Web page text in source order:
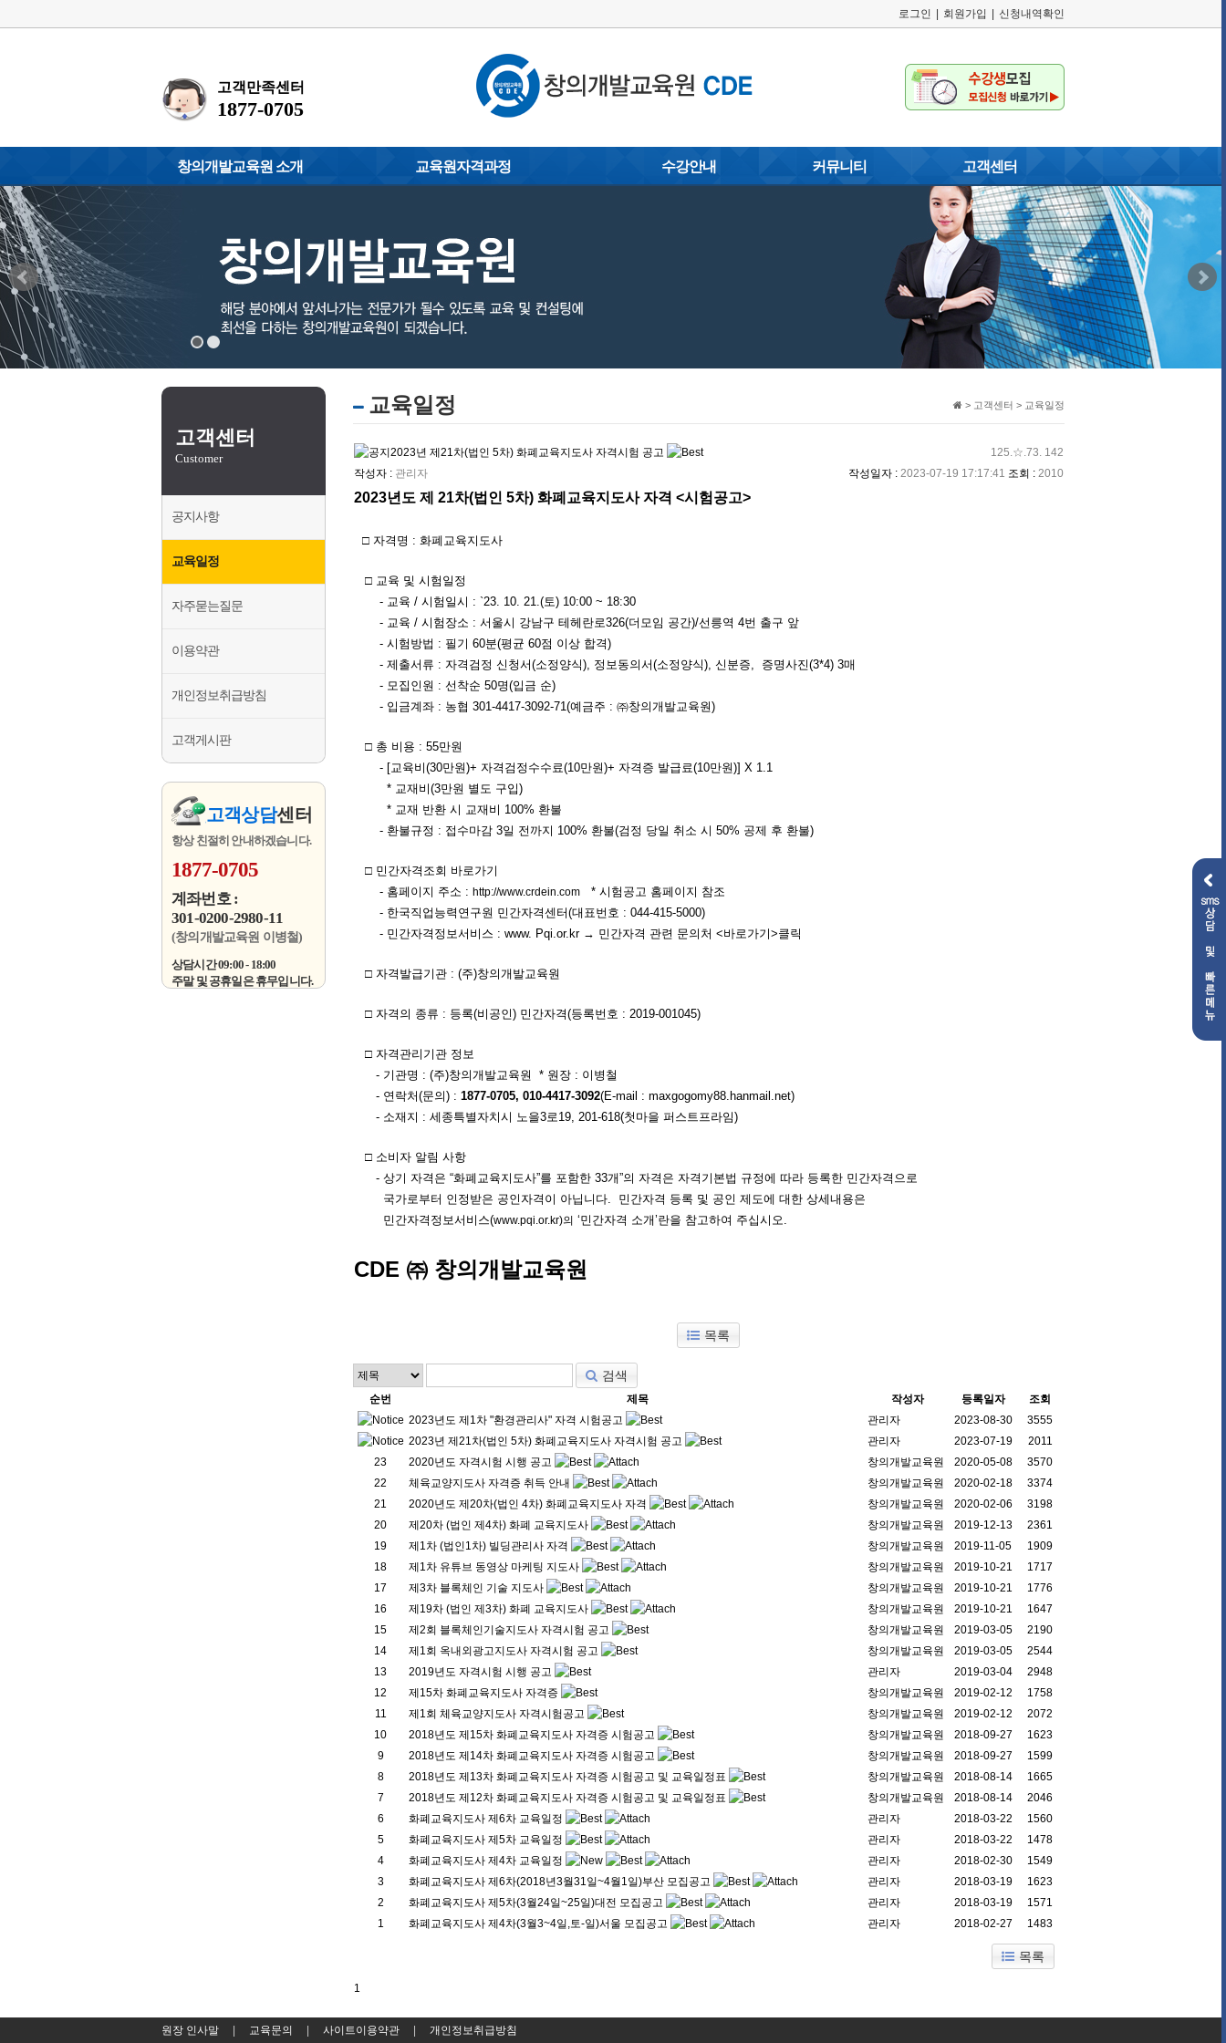
로그인 회원가입 신청내역확인
고객만족센터
1877-0705
창의개발교육원 소개 교육원자격과정
환경관리사
청소년/노인심리지도
소프트웨어지도사
정보보안지도사
왁싱전문교육강사
왁싱전문코디네이터
코딩전문지도사
문예교육지도사
스마트폰활용지도사
옥내외광고지도사
블록체인기술지도사
수강안내 커뮤니티 고객센터
공지사항
교육일정
자주묻는질문
이용약관
개인정보취급방침
고객게시판
고객센터
Customer
공지사항
교육일정
자주묻는질문
이용약관
개인정보취급방침
고객게시판
고객상담센터
항상 친절히 안내하겠습니다.
1877-0705
계좌번호 :
301-0200-2980-11
(창의개발교육원 이병철)
상담시간 09:00 - 18:00
주말 및 공휴일은 휴무입니다.
교육일정 > 고객센터 > 교육일정
2023년 제21차(법인 5차) 화폐교육지도사 자격시험 공고
125.☆.73. 142
작성자 : 관리자 작성일자 : 2023-07-19 17:17:41 조회 : 2010
2023년도 제 21차(법인 5차) 화폐교육지도사 자격 <시험공고>
□ 자격명 : 화폐교육지도사
□ 교육 및 시험일정
- 교육 / 시험일시 : `23. 10. 21.(토) 10:00 ~ 18:30
- 교육 / 시험장소 : 서울시 강남구 테헤란로326(더모임 공간)/선릉역 4번 출구 앞
- 시험방법 : 필기 60분(평균 60점 이상 합격)
- 제출서류 : 자격검정 신청서(소정양식), 정보동의서(소정양식), 신분증, 증명사진(3*4) 3매
- 모집인원 : 선착순 50명(입금 순)
- 입금계좌 : 농협 301-4417-3092-71(예금주 : ㈜창의개발교육원)
□ 총 비용 : 55만원
- [교육비(30만원)+ 자격검정수수료(10만원)+ 자격증 발급료(10만원)] X 1.1
* 교재비(3만원 별도 구입)
* 교재 반환 시 교재비 100% 환불
- 환불규정 : 접수마감 3일 전까지 100% 환불(검정 당일 취소 시 50% 공제 후 환불)
□ 민간자격조회 바로가기
- 홈페이지 주소 : http://www.crdein.com
* 시험공고 홈페이지 참조
- 한국직업능력연구원 민간자격센터(대표번호 : 044-415-5000)
- 민간자격정보서비스 : www. Pqi.or.kr → 민간자격 관련 문의처 <바로가기>클릭
□ 자격발급기관 : (주)창의개발교육원
□ 자격의 종류 : 등록(비공인) 민간자격(등록번호 : 2019-001045)
□ 자격관리기관 정보
- 기관명 : (주)창의개발교육원 * 원장 : 이병철
- 연락처(문의) : 1877-0705, 010-4417-3092(E-mail : maxgogomy88.hanmail.net)
- 소재지 : 세종특별자치시 노을3로19, 201-618(첫마을 퍼스트프라임)
□ 소비자 알림 사항
- 상기 자격은 “화폐교육지도사”를 포함한 33개”의 자격은 자격기본법 규정에 따라 등록한 민간자격으로
국가로부터 인정받은 공인자격이 아닙니다. 민간자격 등록 및 공인 제도에 대한 상세내용은
민간자격정보서비스(www.pqi.or.kr)의 ‘민간자격 소개’란을 참고하여 주십시오.
CDE ㈜ 창의개발교육원
목록
검색
순번 제목 작성자 등록일자
조회
2023년도 제1차 "환경관리사" 자격 시험공고
관리자 2023-08-30
3555
2023년 제21차(법인 5차) 화폐교육지도사 자격시험 공고
관리자 2023-07-19
2011
23
2020년도 자격시험 시행 공고 창의개발교육원 2020-05-08
3570
22
체육교양지도사 자격증 취득 안내 창의개발교육원 2020-02-18
3374
21
2020년도 제20차(법인 4차) 화폐교육지도사 자격 창의개발교육원 2020-02-06
3198
20
제20차 (법인 제4차) 화폐 교육지도사 창의개발교육원 2019-12-13
2361
19
제1차 (법인1차) 빌딩관리사 자격 창의개발교육원 2019-11-05
1909
18
제1차 유튜브 동영상 마케팅 지도사 창의개발교육원 2019-10-21
1717
17
제3차 블록체인 기술 지도사 창의개발교육원 2019-10-21
1776
16
제19차 (법인 제3차) 화폐 교육지도사 창의개발교육원 2019-10-21
1647
15
제2회 블록체인기술지도사 자격시험 공고 창의개발교육원 2019-03-05
2190
14
제1회 옥내외광고지도사 자격시험 공고 창의개발교육원 2019-03-05
2544
13
2019년도 자격시험 시행 공고 관리자 2019-03-04
2948
12
제15차 화폐교육지도사 자격증 창의개발교육원 2019-02-12
1758
11
제1회 체육교양지도사 자격시험공고 창의개발교육원 2019-02-12
2072
10
2018년도 제15차 화폐교육지도사 자격증 시험공고 창의개발교육원 2018-09-27
1623
9
2018년도 제14차 화폐교육지도사 자격증 시험공고 창의개발교육원 2018-09-27
1599
8
2018년도 제13차 화폐교육지도사 자격증 시험공고 및 교육일정표 창의개발교육원 2018-08-14
1665
7
2018년도 제12차 화폐교육지도사 자격증 시험공고 및 교육일정표 창의개발교육원 2018-08-14
2046
6
화폐교육지도사 제6차 교육일정 관리자 2018-03-22
1560
5
화폐교육지도사 제5차 교육일정 관리자 2018-03-22
1478
4
화폐교육지도사 제4차 교육일정 관리자 2018-02-30
1549
3
화폐교육지도사 제6차(2018년3월31일~4월1일)부산 모집공고 관리자 2018-03-19
1623
2
화폐교육지도사 제5차(3월24일~25일)대전 모집공고 관리자 2018-03-19
1571
1
화폐교육지도사 제4차(3월3~4일,토-일)서울 모집공고 관리자 2018-02-27 1483
목록
1
원장 인사말 교육문의 사이트이용약관 개인정보취급방침